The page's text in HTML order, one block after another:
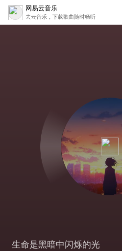
网易云音乐
去云音乐，下载歌曲随时畅听
生命是黑暗中闪烁的光